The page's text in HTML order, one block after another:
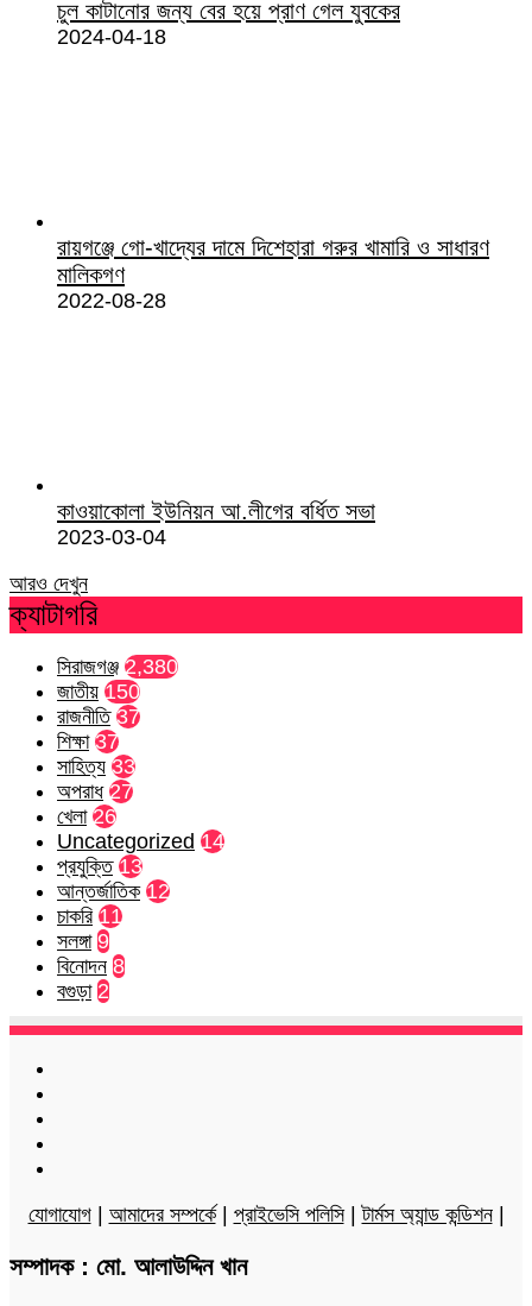
চুল কাটানোর জন্য বের হয়ে প্রাণ গেল যুবকের
2024-04-18
রায়গঞ্জে গো-খাদ্যের দামে দিশেহারা গরুর খামারি ও সাধারণ
মালিকগণ
2022-08-28
কাওয়াকোলা ইউনিয়ন আ.লীগের বর্ধিত সভা
2023-03-04
আরও দেখুন
ক্যাটাগরি
সিরাজগঞ্জ 2,380
জাতীয় 150
রাজনীতি 37
শিক্ষা 37
সাহিত্য 33
অপরাধ 27
খেলা 26
Uncategorized 14
প্রযুক্তি 13
আন্তর্জাতিক 12
চাকরি 11
সলঙ্গা 9
বিনোদন 8
বগুড়া 2
যোগাযোগ| আমাদের সম্পর্কে| প্রাইভেসি পলিসি|টার্মস অ্যান্ড কন্ডিশন|
সম্পাদক : মো. আলাউদ্দিন খান